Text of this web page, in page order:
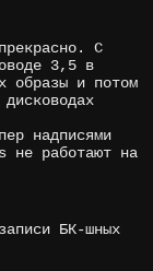
С
3,5 в
образы и потом
надписями
не работают на
БК-шных